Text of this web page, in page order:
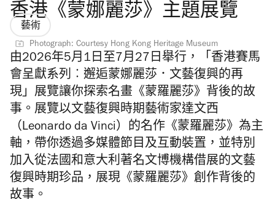
香港《蒙娜麗莎》主題展覽
藝術
Photograph: Courtesy Hong Kong Heritage Museum
由2026年5月1日至7月27日舉行，「香港賽馬
會呈獻系列︰邂逅蒙娜麗莎．文藝復興的再
現」展覽讓你探索名畫《蒙羅麗莎》背後的故
事。展覽以文藝復興時期藝術家達文西
（Leonardo da Vinci）的名作《蒙羅麗莎》為主
軸，帶你透過多媒體節目及互動裝置，並特別
加入從法國和意大利著名文博機構借展的文藝
復興時期珍品，展現《蒙羅麗莎》創作背後的